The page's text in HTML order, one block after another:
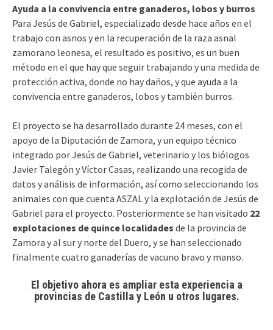
Ayuda a la convivencia entre ganaderos, lobos y burros
Para Jesús de Gabriel, especializado desde hace años en el
trabajo con asnos y en la recuperación de la raza asnal
zamorano leonesa, el resultado es positivo, es un buen
método en el que hay que seguir trabajando y una medida de
protección activa, donde no hay daños, y que ayuda a la
convivencia entre ganaderos, lobos y también burros.
El proyecto se ha desarrollado durante 24 meses, con el
apoyo de la Diputación de Zamora, y un equipo técnico
integrado por Jesús de Gabriel, veterinario y los biólogos
Javier Talegón y Víctor Casas, realizando una recogida de
datos y análisis de información, así como seleccionando los
animales con que cuenta ASZAL y la explotación de Jesús de
Gabriel para el proyecto. Posteriormente se han visitado 22
explotaciones de quince localidades de la provincia de
Zamora y al sur y norte del Duero, y se han seleccionado
finalmente cuatro ganaderías de vacuno bravo y manso.
El objetivo ahora es ampliar esta experiencia a
provincias de Castilla y León u otros lugares.